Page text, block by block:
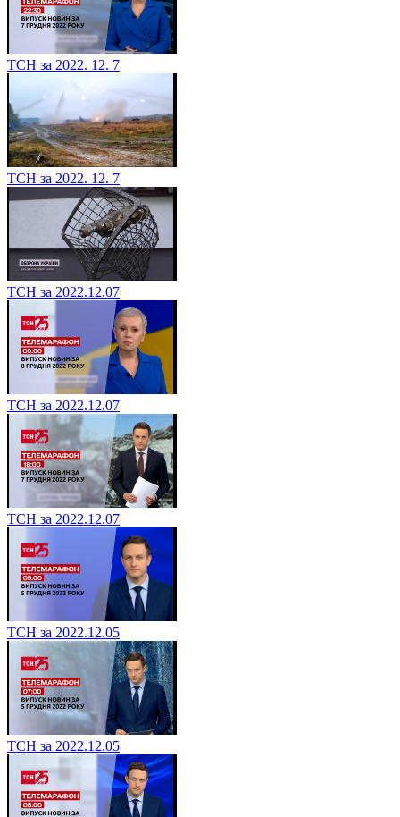
ТСН за 2022. 12. 7
ТСН за 2022. 12. 7
ТСН за 2022.12.07
ТСН за 2022.12.07
ТСН за 2022.12.07
ТСН за 2022.12.05
ТСН за 2022.12.05